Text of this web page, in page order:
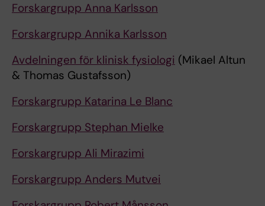
Forskargrupp Anna Karlsson
Forskargrupp Annika Karlsson
Avdelningen för klinisk fysiologi (Mikael Altun
& Thomas Gustafsson)
Forskargrupp Katarina Le Blanc
Forskargrupp Stephan Mielke
Forskargrupp Ali Mirazimi
Forskargrupp Anders Mutvei